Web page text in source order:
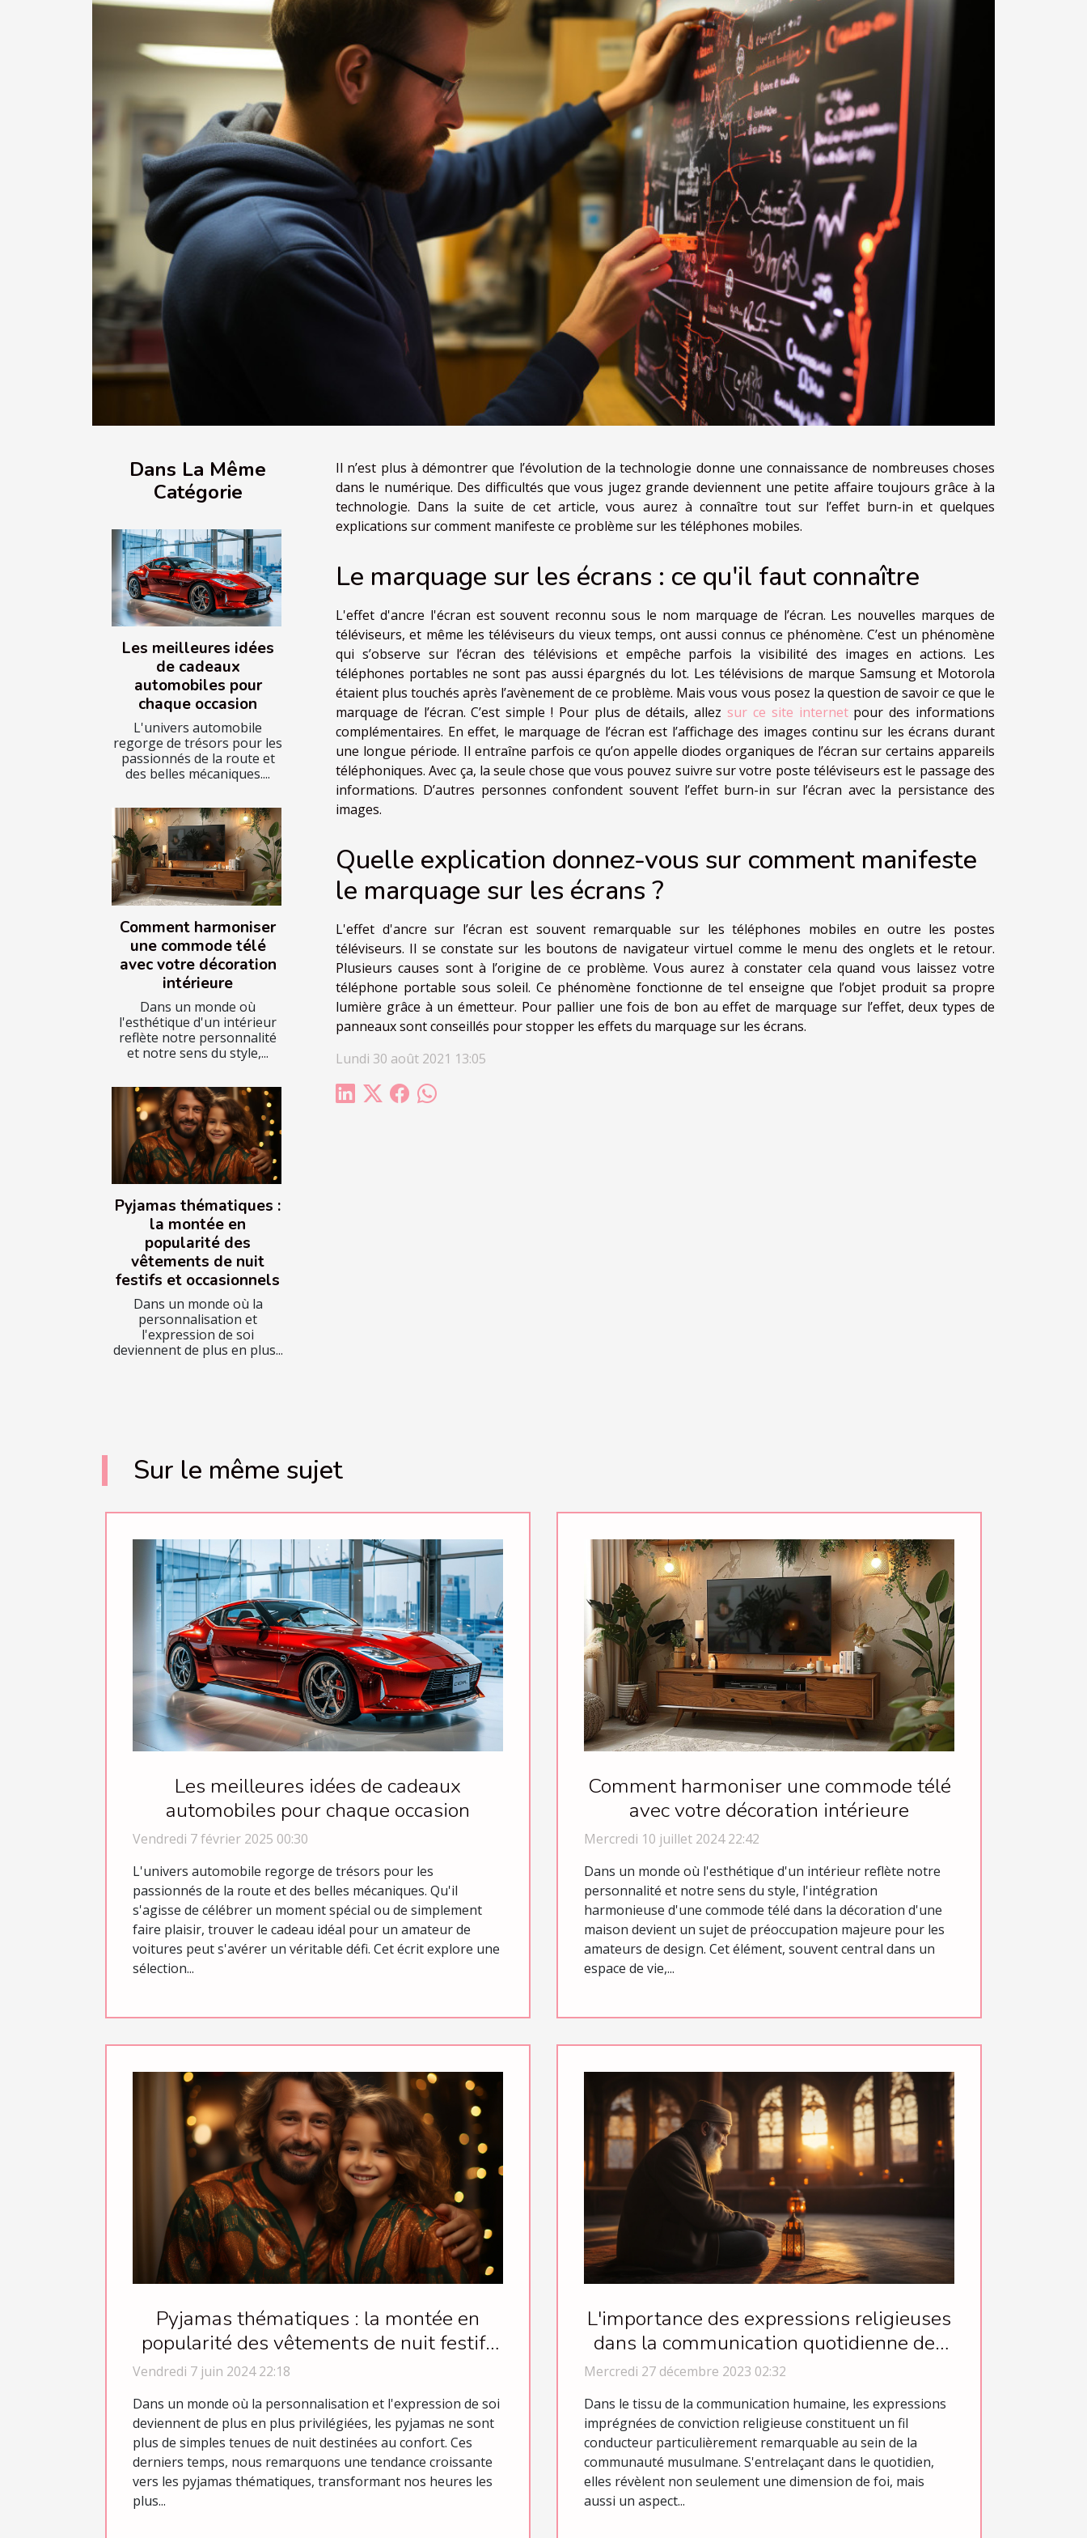
Dans La Même
Catégorie
Les meilleures idées
de cadeaux
automobiles pour
chaque occasion
L'univers automobile
regorge de trésors pour les
passionnés de la route et
des belles mécaniques....
Comment harmoniser
une commode télé
avec votre décoration
intérieure
Dans un monde où
l'esthétique d'un intérieur
reflète notre personnalité
et notre sens du style,...
Pyjamas thématiques :
la montée en
popularité des
vêtements de nuit
festifs et occasionnels
Dans un monde où la
personnalisation et
l'expression de soi
deviennent de plus en plus...
Il n’est plus à démontrer que l’évolution de la technologie donne une connaissance de nombreuses choses
dans le numérique. Des difficultés que vous jugez grande deviennent une petite affaire toujours grâce à la
technologie. Dans la suite de cet article, vous aurez à connaître tout sur l’effet burn-in et quelques
explications sur comment manifeste ce problème sur les téléphones mobiles.
Le marquage sur les écrans : ce qu'il faut connaître
L'effet d'ancre l'écran est souvent reconnu sous le nom marquage de l’écran. Les nouvelles marques de
téléviseurs, et même les téléviseurs du vieux temps, ont aussi connus ce phénomène. C’est un phénomène
qui s’observe sur l’écran des télévisions et empêche parfois la visibilité des images en actions. Les
téléphones portables ne sont pas aussi épargnés du lot. Les télévisions de marque Samsung et Motorola
étaient plus touchés après l’avènement de ce problème. Mais vous vous posez la question de savoir ce que le
marquage de l’écran. C’est simple ! Pour plus de détails, allez sur ce site internetpour des informations
complémentaires. En effet, le marquage de l’écran est l’affichage des images continu sur les écrans durant
une longue période. Il entraîne parfois ce qu’on appelle diodes organiques de l’écran sur certains appareils
téléphoniques. Avec ça, la seule chose que vous pouvez suivre sur votre poste téléviseurs est le passage des
informations. D’autres personnes confondent souvent l’effet burn-in sur l’écran avec la persistance des
images.
Quelle explication donnez-vous sur comment manifeste
le marquage sur les écrans ?
L'effet d'ancre sur l’écran est souvent remarquable sur les téléphones mobiles en outre les postes
téléviseurs. Il se constate sur les boutons de navigateur virtuel comme le menu des onglets et le retour.
Plusieurs causes sont à l’origine de ce problème. Vous aurez à constater cela quand vous laissez votre
téléphone portable sous soleil. Ce phénomène fonctionne de tel enseigne que l’objet produit sa propre
lumière grâce à un émetteur. Pour pallier une fois de bon au effet de marquage sur l’effet, deux types de
panneaux sont conseillés pour stopper les effets du marquage sur les écrans.
Lundi 30 août 2021 13:05
Sur le même sujet
Les meilleures idées de cadeaux
automobiles pour chaque occasion
Vendredi 7 février 2025 00:30
L'univers automobile regorge de trésors pour les
passionnés de la route et des belles mécaniques. Qu'il
s'agisse de célébrer un moment spécial ou de simplement
faire plaisir, trouver le cadeau idéal pour un amateur de
voitures peut s'avérer un véritable défi. Cet écrit explore une
sélection...
Comment harmoniser une commode télé
avec votre décoration intérieure
Mercredi 10 juillet 2024 22:42
Dans un monde où l'esthétique d'un intérieur reflète notre
personnalité et notre sens du style, l'intégration
harmonieuse d'une commode télé dans la décoration d'une
maison devient un sujet de préoccupation majeure pour les
amateurs de design. Cet élément, souvent central dans un
espace de vie,...
Pyjamas thématiques : la montée en
popularité des vêtements de nuit festifs
et occasionnels
Vendredi 7 juin 2024 22:18
Dans un monde où la personnalisation et l'expression de soi
deviennent de plus en plus privilégiées, les pyjamas ne sont
plus de simples tenues de nuit destinées au confort. Ces
derniers temps, nous remarquons une tendance croissante
vers les pyjamas thématiques, transformant nos heures les
plus...
L'importance des expressions religieuses
dans la communication quotidienne des
musulmans
Mercredi 27 décembre 2023 02:32
Dans le tissu de la communication humaine, les expressions
imprégnées de conviction religieuse constituent un fil
conducteur particulièrement remarquable au sein de la
communauté musulmane. S'entrelaçant dans le quotidien,
elles révèlent non seulement une dimension de foi, mais
aussi un aspect...